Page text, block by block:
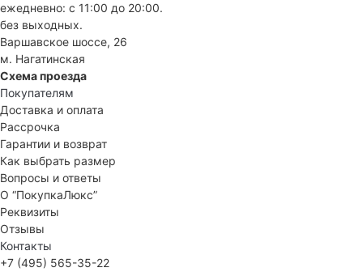
ежедневно: с 11:00 до 20:00.
без выходных.
Варшавское шоссе, 26
м. Нагатинская
Схема проезда
Покупателям
Доставка и оплата
Рассрочка
Гарантии и возврат
Как выбрать размер
Вопросы и ответы
О “ПокупкаЛюкс”
Реквизиты
Отзывы
Контакты
+7 (495) 565-35-22